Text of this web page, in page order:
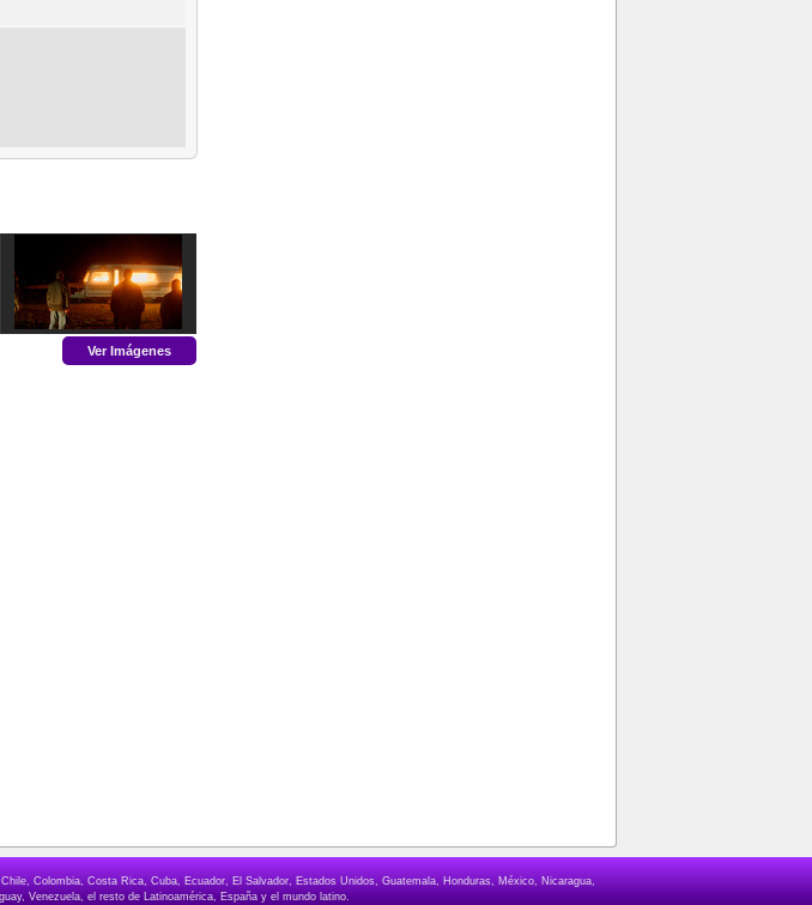
Ver Imágenes
Colombia, Costa Rica, Cuba, Ecuador, El Salvador, Estados Unidos, Guatemala, Honduras, México, Nicaragua,
Venezuela, el resto de Latinoamérica, España y el mundo latino.